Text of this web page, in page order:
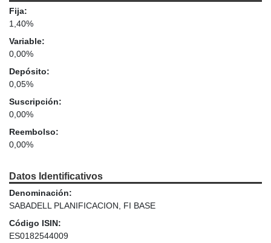
Fija:
1,40%
Variable:
0,00%
Depósito:
0,05%
Suscripción:
0,00%
Reembolso:
0,00%
Datos Identificativos
Denominación:
SABADELL PLANIFICACION, FI BASE
Código ISIN:
ES0182544009